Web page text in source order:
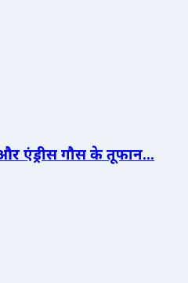
एंड्रीस गौस के तूफान...